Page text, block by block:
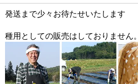
発送まで少々お待たせいたします
種用としての販売はしておりません。